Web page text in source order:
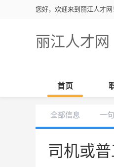
您好，欢迎来到丽江人才网
丽江人才网
首页
全部信息 一
司机或